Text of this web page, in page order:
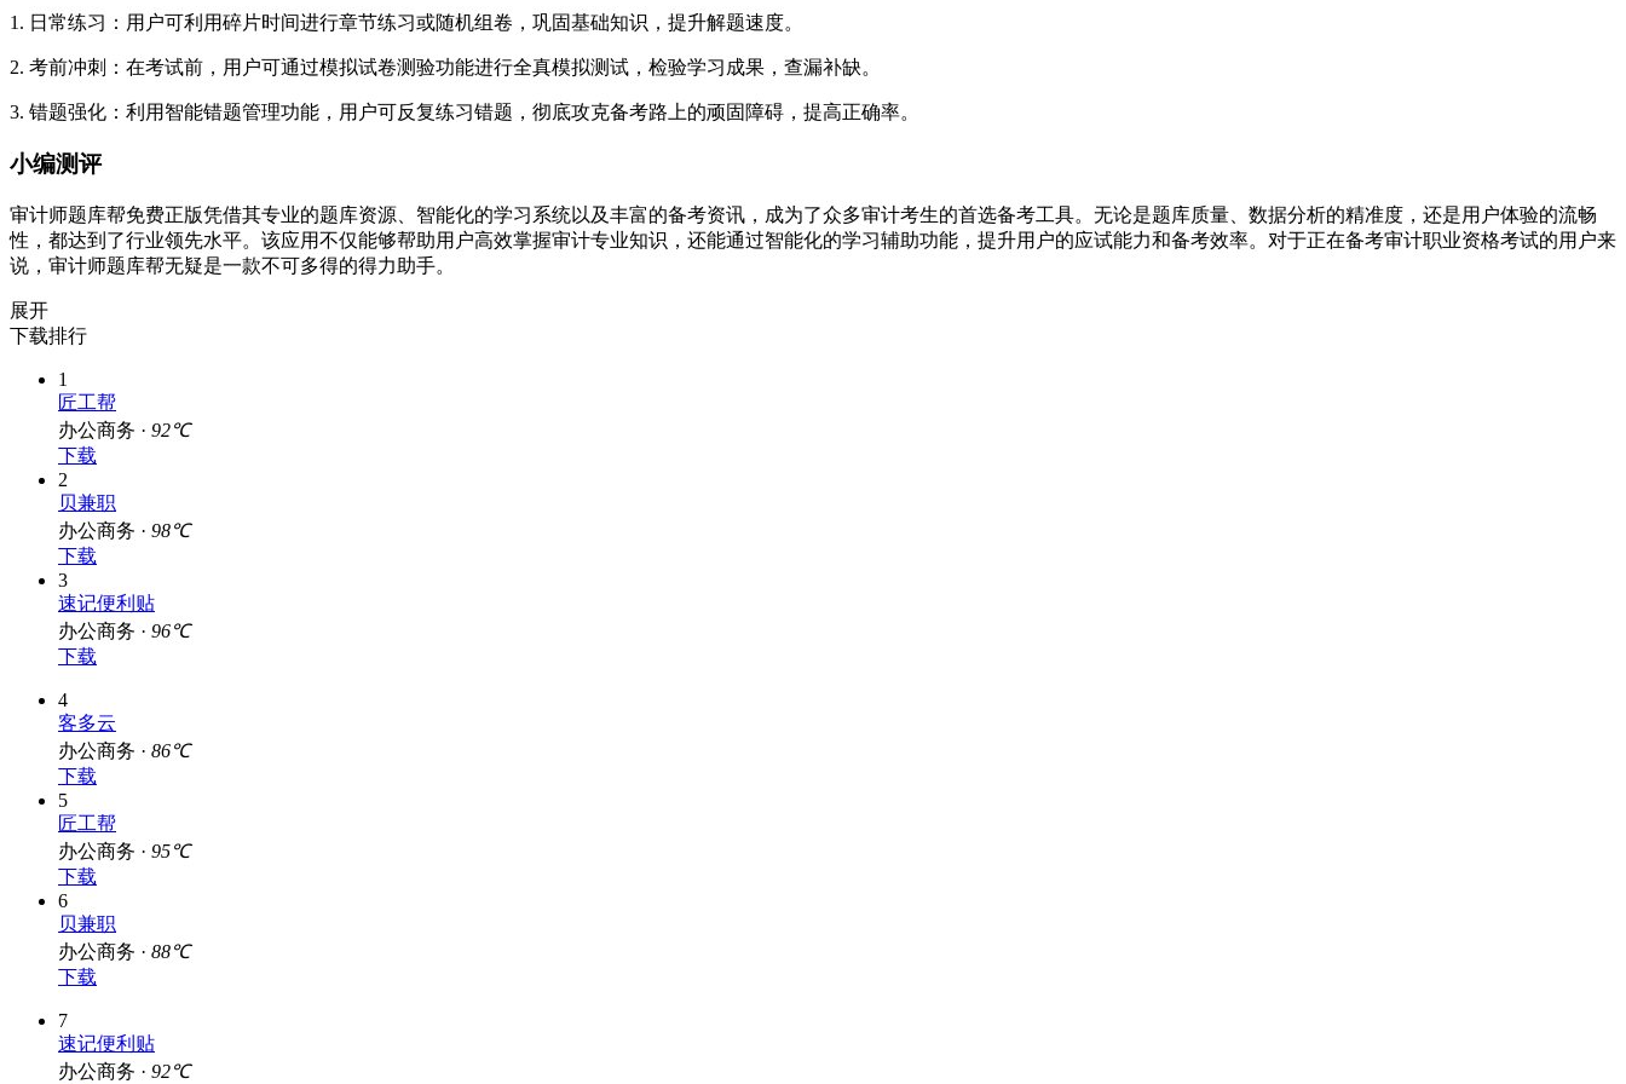
1. 日常练习：用户可利用碎片时间进行章节练习或随机组卷，巩固基础知识，提升解题速度。
2. 考前冲刺：在考试前，用户可通过模拟试卷测验功能进行全真模拟测试，检验学习成果，查漏补缺。
3. 错题强化：利用智能错题管理功能，用户可反复练习错题，彻底攻克备考路上的顽固障碍，提高正确率。
小编测评
审计师题库帮免费正版凭借其专业的题库资源、智能化的学习系统以及丰富的备考资讯，成为了众多审计考生的首选备考工具。无论是题库质量、数据分析的精准度，还是用户体验的流畅
性，都达到了行业领先水平。该应用不仅能够帮助用户高效掌握审计专业知识，还能通过智能化的学习辅助功能，提升用户的应试能力和备考效率。对于正在备考审计职业资格考试的用户来
说，审计师题库帮无疑是一款不可多得的得力助手。
展开
下载排行
1
匠工帮
办公商务 · 92℃
下载
2
贝兼职
办公商务 · 98℃
下载
3
速记便利贴
办公商务 · 96℃
下载
4
客多云
办公商务 · 86℃
下载
5
匠工帮
办公商务 · 95℃
下载
6
贝兼职
办公商务 · 88℃
下载
7
速记便利贴
办公商务 · 92℃